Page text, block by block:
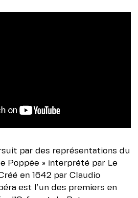
par des représentations du
Poppée » interprété par Le
en 1642 par Claudio
est l’un des premiers en